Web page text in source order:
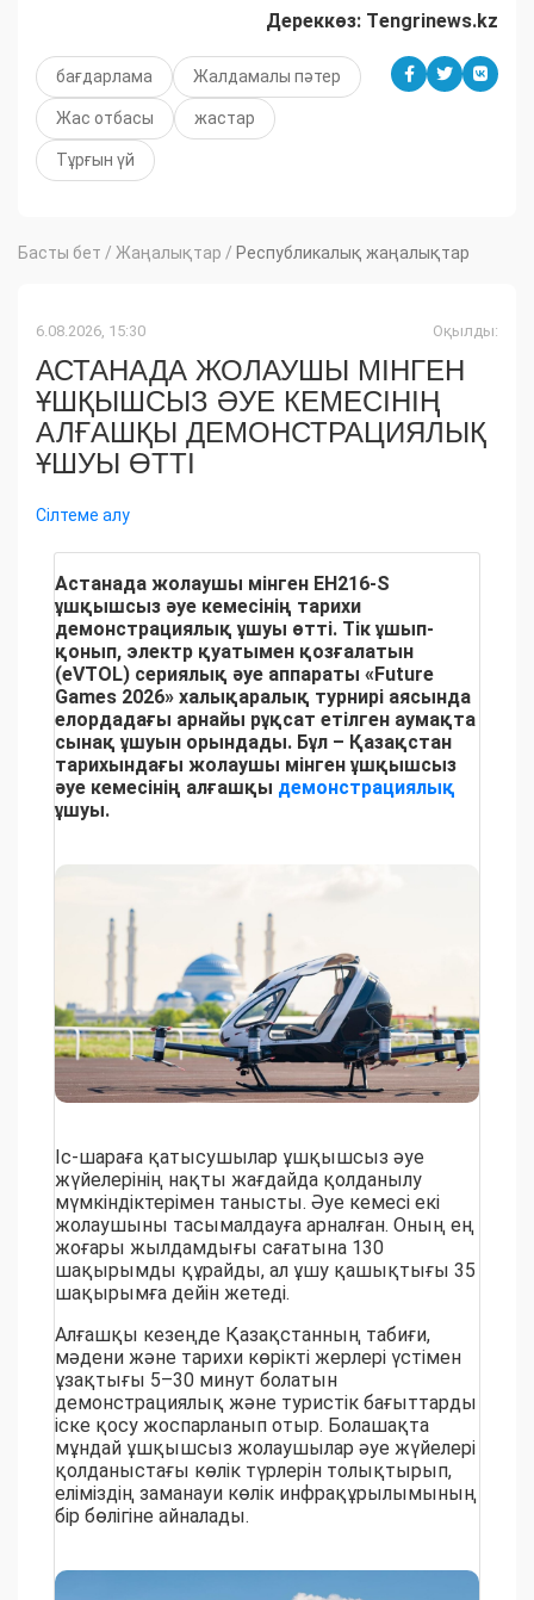
Дереккөз: Тengrinews.kz
бағдарлама Жалдамалы пәтер
Жас отбасы жастар
Тұрғын үй
Басты бет / Жаңалықтар / Республикалық жаңалықтар
6.08.2026, 15:30 Оқылды:
АСТАНАДА ЖОЛАУШЫ МІНГЕН
ҰШҚЫШСЫЗ ӘУЕ КЕМЕСІНІҢ
АЛҒАШҚЫ ДЕМОНСТРАЦИЯЛЫҚ
ҰШУЫ ӨТТІ
Сілтеме алу
Астанада жолаушы мінген EH216-S
ұшқышсыз әуе кемесінің тарихи
демонстрациялық ұшуы өтті. Тік ұшып-
қонып, электр қуатымен қозғалатын
(eVTOL) сериялық әуе аппараты «Future
Games 2026» халықаралық турнирі аясында
елордадағы арнайы рұқсат етілген аумақта
сынақ ұшуын орындады. Бұл – Қазақстан
тарихындағы жолаушы мінген ұшқышсыз
әуе кемесінің алғашқы демонстрациялық
ұшуы.
Іс-шараға қатысушылар ұшқышсыз әуе
жүйелерінің нақты жағдайда қолданылу
мүмкіндіктерімен танысты. Әуе кемесі екі
жолаушыны тасымалдауға арналған. Оның ең
жоғары жылдамдығы сағатына 130
шақырымды құрайды, ал ұшу қашықтығы 35
шақырымға дейін жетеді.
Алғашқы кезеңде Қазақстанның табиғи,
мәдени және тарихи көрікті жерлері үстімен
ұзақтығы 5–30 минут болатын
демонстрациялық және туристік бағыттарды
іске қосу жоспарланып отыр. Болашақта
мұндай ұшқышсыз жолаушылар әуе жүйелері
қолданыстағы көлік түрлерін толықтырып,
еліміздің заманауи көлік инфрақұрылымының
бір бөлігіне айналады.